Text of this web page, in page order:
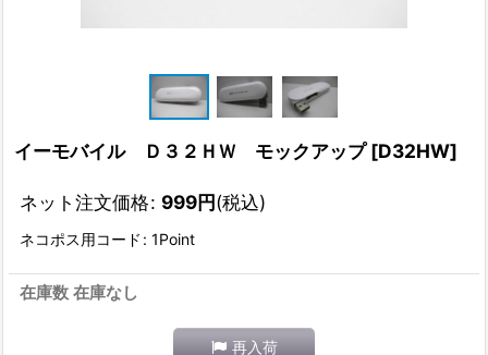
イーモバイル Ｄ３２ＨＷ モックアップ [D32HW]
ネット注文価格: 999円(税込)
ネコポス用コード : 1Point
在庫数 在庫なし
再入荷